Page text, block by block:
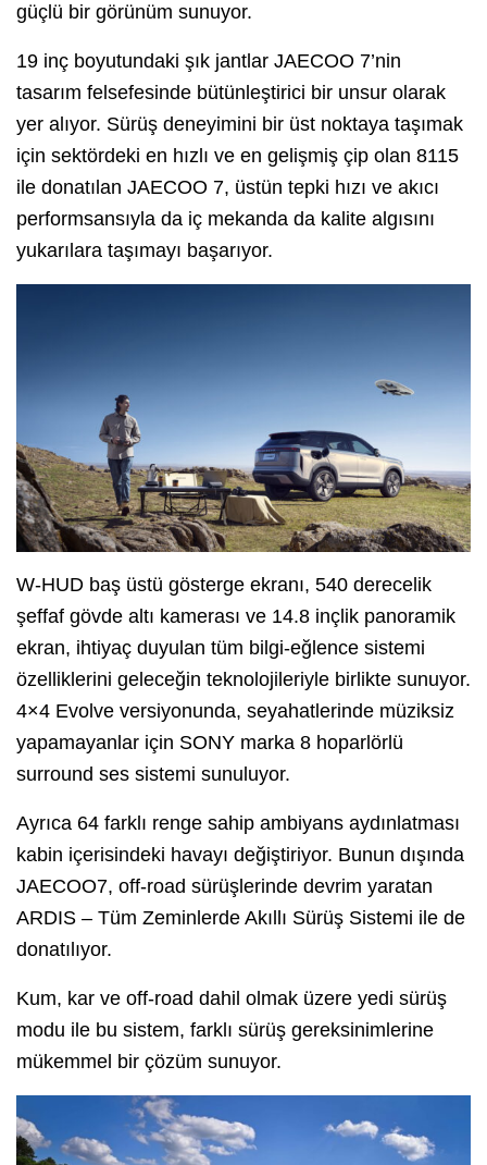
güçlü bir görünüm sunuyor.
19 inç boyutundaki şık jantlar JAECOO 7’nin
tasarım felsefesinde bütünleştirici bir unsur olarak
yer alıyor. Sürüş deneyimini bir üst noktaya taşımak
için sektördeki en hızlı ve en gelişmiş çip olan 8115
ile donatılan JAECOO 7, üstün tepki hızı ve akıcı
performsansıyla da iç mekanda da kalite algısını
yukarılara taşımayı başarıyor.
W-HUD baş üstü gösterge ekranı, 540 derecelik
şeffaf gövde altı kamerası ve 14.8 inçlik panoramik
ekran, ihtiyaç duyulan tüm bilgi-eğlence sistemi
özelliklerini geleceğin teknolojileriyle birlikte sunuyor.
4×4 Evolve versiyonunda, seyahatlerinde müziksiz
yapamayanlar için SONY marka 8 hoparlörlü
surround ses sistemi sunuluyor.
Ayrıca 64 farklı renge sahip ambiyans aydınlatması
kabin içerisindeki havayı değiştiriyor. Bunun dışında
JAECOO7, off-road sürüşlerinde devrim yaratan
ARDIS – Tüm Zeminlerde Akıllı Sürüş Sistemi ile de
donatılıyor.
Kum, kar ve off-road dahil olmak üzere yedi sürüş
modu ile bu sistem, farklı sürüş gereksinimlerine
mükemmel bir çözüm sunuyor.